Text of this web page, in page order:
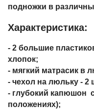
подножки в
Характеристика:
- 2 большие
хлопок;
- мягкий матрасик в
- чехол на люльку - 2
- глубокий капюшон
положениях);